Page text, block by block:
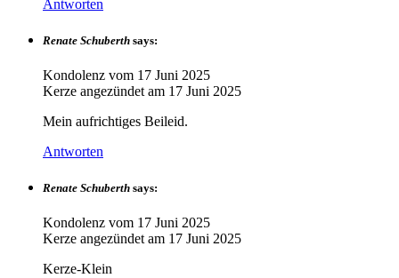
Antworten
Renate Schuberth says:
Kondolenz vom 17 Juni 2025
Kerze angezündet am 17 Juni 2025
Mein aufrichtiges Beileid.
Antworten
Renate Schuberth says:
Kondolenz vom 17 Juni 2025
Kerze angezündet am 17 Juni 2025
Kerze-Klein